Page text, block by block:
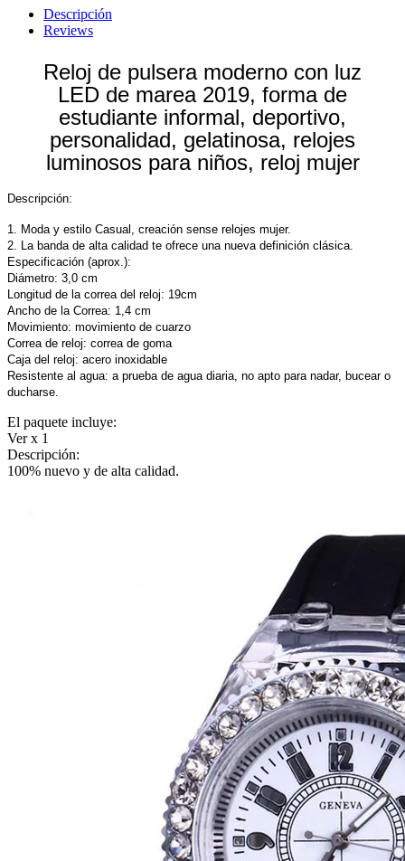
Descripción
Reviews
Reloj de pulsera moderno con luz
LED de marea 2019, forma de
estudiante informal, deportivo,
personalidad, gelatinosa, relojes
luminosos para niños, reloj mujer
Descripción:
1. Moda y estilo Casual, creación sense relojes mujer.
2. La banda de alta calidad te ofrece una nueva definición clásica.
Especificación (aprox.):
Diámetro: 3,0 cm
Longitud de la correa del reloj: 19cm
Ancho de la Correa: 1,4 cm
Movimiento: movimiento de cuarzo
Correa de reloj: correa de goma
Caja del reloj: acero inoxidable
Resistente al agua: a prueba de agua diaria, no apto para nadar, bucear o
ducharse.
El paquete incluye:
Ver x 1
Descripción:
100% nuevo y de alta calidad.